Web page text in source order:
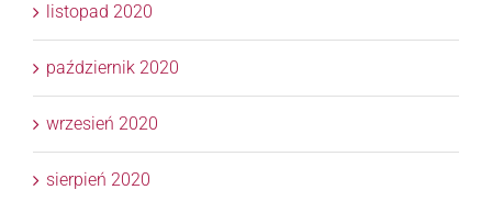
listopad 2020
październik 2020
wrzesień 2020
sierpień 2020